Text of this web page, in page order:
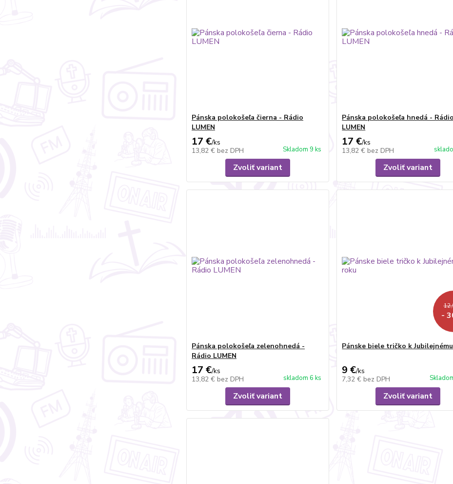
Pánska polokošeľa čierna - Rádio
LUMEN
17 €/ks
13,82 € bez DPH Skladom 9 ks
Zvoliť variant
Pánska polokošeľa hnedá - Rádio
LUMEN
17 €/ks
13,82 € bez DPH
Zvoliť variant
Pánska polokošeľa zelenohnedá -
Rádio LUMEN
17 €/ks
13,82 € bez DPH skladom 6 ks
Zvoliť variant
-
Pánske biele tričko k
9 €/ks
7,32 € bez DPH
Zvoliť variant